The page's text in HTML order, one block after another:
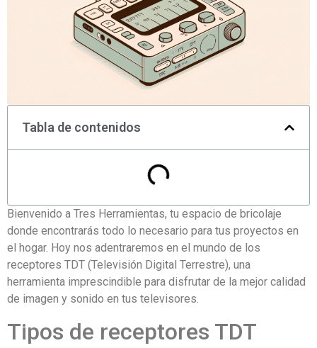
Tabla de contenidos
Bienvenido a Tres Herramientas, tu espacio de bricolaje
donde encontrarás todo lo necesario para tus proyectos en
el hogar. Hoy nos adentraremos en el mundo de los
receptores TDT (Televisión Digital Terrestre), una
herramienta imprescindible para disfrutar de la mejor calidad
de imagen y sonido en tus televisores.
Tipos de receptores TDT